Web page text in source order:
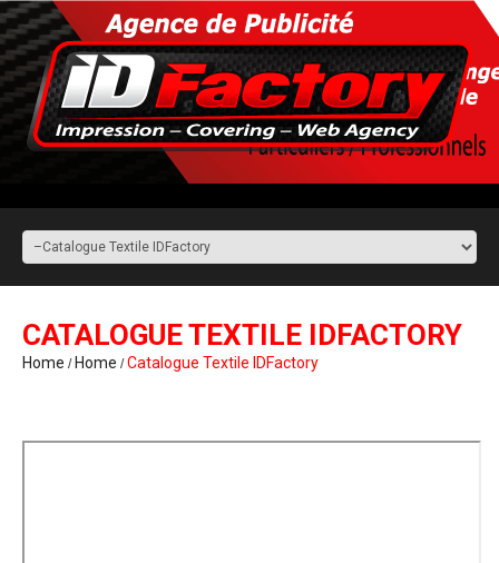
CATALOGUE TEXTILE IDFACTORY
Home Home Catalogue Textile IDFactory